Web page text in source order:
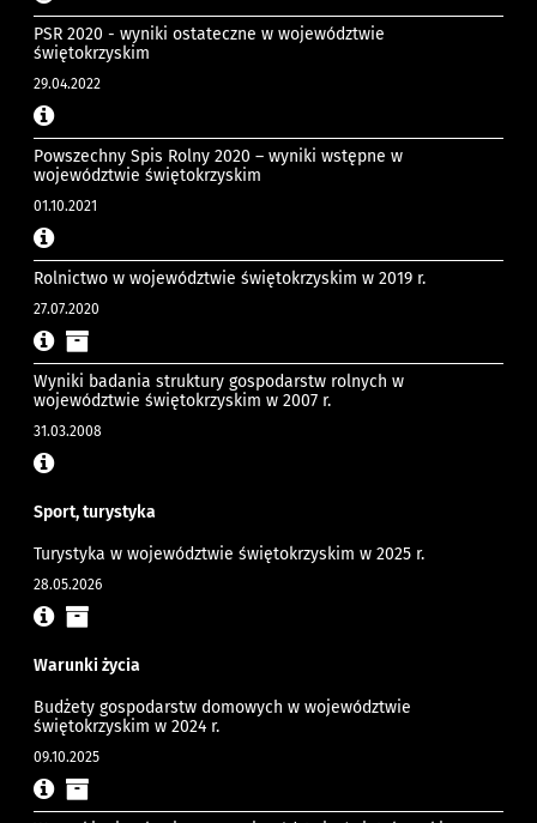
PSR 2020 - wyniki ostateczne w województwie
świętokrzyskim
29.04.2022
Powszechny Spis Rolny 2020 – wyniki wstępne w
województwie świętokrzyskim
01.10.2021
Rolnictwo w województwie świętokrzyskim w 2019 r.
27.07.2020
Wyniki badania struktury gospodarstw rolnych w
województwie świętokrzyskim w 2007 r.
31.03.2008
Sport, turystyka
Turystyka w województwie świętokrzyskim w 2025 r.
28.05.2026
Warunki życia
Budżety gospodarstw domowych w województwie
świętokrzyskim w 2024 r.
09.10.2025